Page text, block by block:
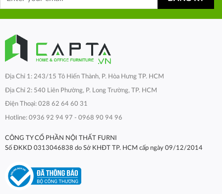
Địa Chỉ 1: 243/15 Tô Hiến Thành, P. Hòa Hưng TP. HCM
Địa Chỉ 2: 540 Liên Phường, P. Long Trường, TP. HCM
Điện Thoại: 028 62 64 60 31
Hotline: 0936 92 94 97 - 0968 90 94 96
CÔNG TY CỔ PHẦN NỘI THẤT FURNI
Số ĐKKD 0313046838 do Sở KHĐT TP. HCM cấp ngày 09/12/2014